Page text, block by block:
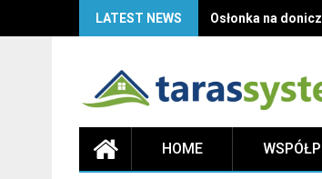
LATEST NEWS Osłonka na
HOME